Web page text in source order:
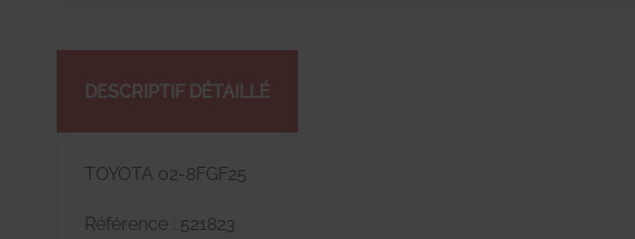
DESCRIPTIF DÉTAILLÉ
TOYOTA 02-8FGF25
Référence : 521823